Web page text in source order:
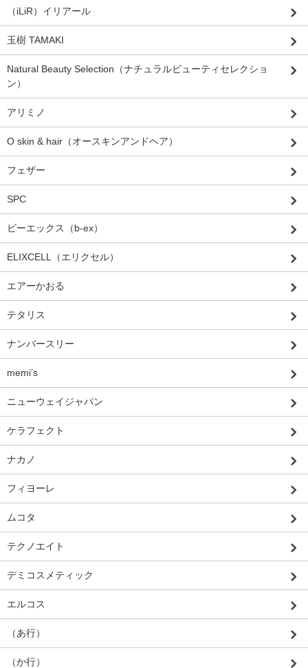
（iLiR）イリアール
玉樹 TAMAKI
Natural Beauty Selection（ナチュラルビューティセレクショ
ン）
アリミノ
O skin & hair（オースキンアンドヘア）
フェザー
SPC
ビーエックス（b-ex）
ELIXCELL（エリクセル）
エアーかおる
テタリス
ナンバースリー
memi’s
ニューウェイジャパン
ケラフェクト
ナカノ
フィヨーレ
ムコタ
テクノエイト
デミコスメティック
エルコス
（あ行）
（か行）